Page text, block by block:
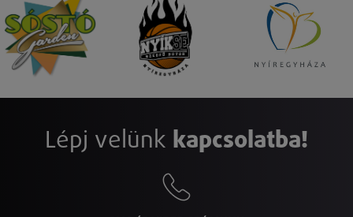
Lépj velünk kapcsolatba!